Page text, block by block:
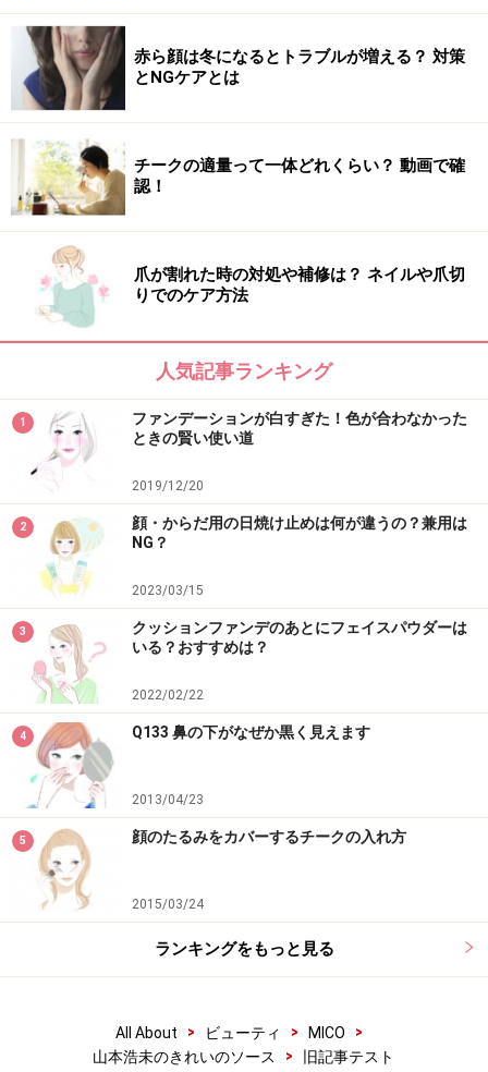
目元専用のシートなのですが、まぶたから目の下まです
べて網羅できる眼鏡型。仮面舞踏会のマスクのように、
目の部分がくり貫かれているので、「ながら美容」もで
きる優れもの。
ウォータリーなみずみずしいシートなので、潤い成分が
チャージできたら、はがすタイミングがわかりやすい、
目元は、年齢を重ねるごとに、老化が気になってくるパ
ーツでもあるので、“ん？まずいかな？”っと、思い始め
たら、1週間に1回でも、スペシャルケアをするようにす
るといいですよ。
まだまだ続きます！ 先日、人気メイクアップアーティ
スト濱田マサル氏と汐留コンラッドにてイベントをさせ
ていただきました。
<-->
先週、人気メイクアップアーティスト濱田マサル氏と汐
留コンラッドにてイベントをさせていただきました。
夕方からのイベントだったりすると、打ち合わせしなが
らお弁当というパターンが多いのですが、今日はホテル
飯！ やったね！
コンラッドの「和牛ステーキサンドイッチ」……おいしい
んだよね。
アヤカリ煎餅
この写真（右）は、マサルくんのメイクボックスを拝借
したもの。
そもそも、なんでこんな写真を撮ったかというと「最
近、頑張っているから、この煎餅やる！」と、プロデュ
赤ら顔は冬になるとトラブルが増える？ 対策
とNGケアとは
チークの適量って一体どれくらい？ 動画で確
認！
爪が割れた時の対処や補修は？ ネイルや爪切
りでのケア方法
人気記事ランキング
1
ファンデーションが白すぎた！色が合わなかった
ときの賢い使い道
2019/12/20
2
顔・からだ用の日焼け止めは何が違うの？兼用は
NG？
2023/03/15
3
クッションファンデのあとにフェイスパウダーは
いる？おすすめは？
2022/02/22
4 Q133 鼻の下がなぜか黒く見えます
2013/04/23
5 顔のたるみをカバーするチークの入れ方
2015/03/24
ランキングをもっと見る
All About > ビューティ > MICO
>
山本浩未のきれいのソース
> 旧記事テスト